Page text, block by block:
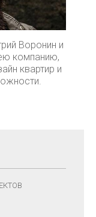
Воронин и
компанию,
квартир и